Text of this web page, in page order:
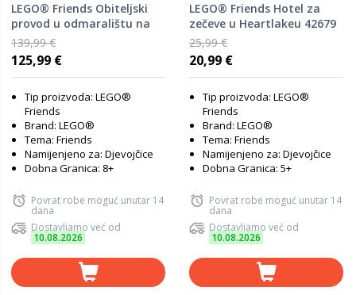
LEGO® Friends Obiteljski
provod u odmaralištu na
plaži 42673
139,99 €
125,99 €
Tip proizvoda: LEGO®
Friends
Brand: LEGO®
Tema: Friends
Namijenjeno za: Djevojčice
Dobna Granica: 8+
Povrat robe moguć unutar 14
dana
Dostavljamo već od
10.08.2026
LEGO® Friends Hotel za
zečeve u Heartlakeu 42679
25,99 €
20,99 €
Tip proizvoda: LEGO®
Friends
Brand: LEGO®
Tema: Friends
Namijenjeno za: Djevojčice
Dobna Granica: 5+
Povrat robe moguć unutar 14
dana
Dostavljamo već od
10.08.2026